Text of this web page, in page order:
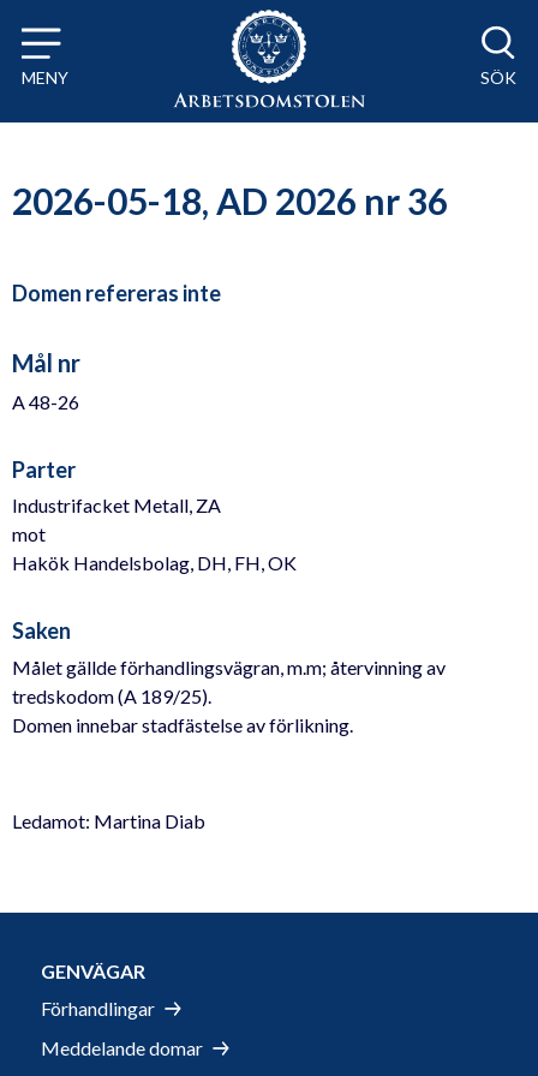
Till innehåll på sidan x
MENY SÖK
2026-05-18, AD 2026 nr 36
Domen refereras inte
Mål nr
A 48-26
Parter
Industrifacket Metall, ZA
mot
Hakök Handelsbolag, DH, FH, OK
Saken
Målet gällde förhandlingsvägran, m.m; återvinning av
tredskodom (A 189/25).
Domen innebar stadfästelse av förlikning.
Ledamot: Martina Diab
GENVÄGAR
Förhandlingar
Meddelande domar